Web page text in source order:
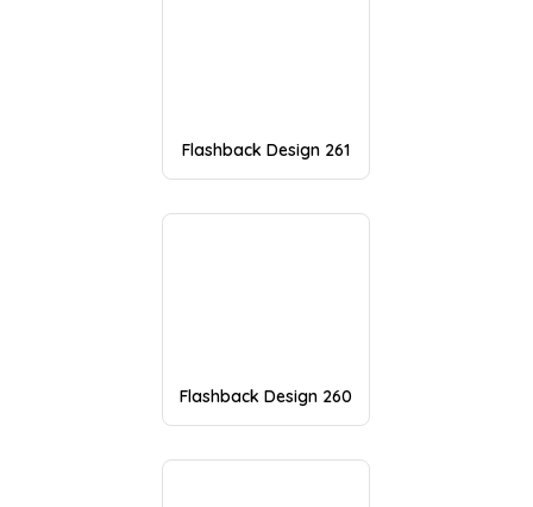
Flashback Design 261
Flashback Design 260